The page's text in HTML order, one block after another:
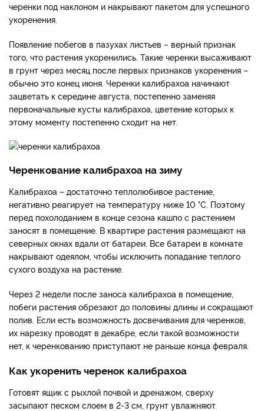
черенки под наклоном и накрывают пакетом для успешного
укоренения.
Появление побегов в пазухах листьев – верный признак
того, что растения укоренились. Такие черенки высаживают
в грунт через месяц после первых признаков укоренения –
обычно это конец июня. Черенки калибрахоа начинают
зацветать к середине августа, постепенно заменяя
первоначальные кусты калибрахоа, цветение которых к
этому моменту постепенно сходит на нет.
Черенкование калибрахоа на зиму
Калибрахоа – достаточно теплолюбивое растение,
негативно реагирует на температуру ниже 10 °C. Поэтому
перед похолоданием в конце сезона кашпо с растением
заносят в помещение. В квартире растения размещают на
северных окнах вдали от батареи. Все батареи в комнате
накрывают одеялом, чтобы исключить попадание теплого
сухого воздуха на растение.
Через 2 недели после заноса калибрахоа в помещение,
побеги растения обрезают до половины длины и сокращают
полив. Если есть возможность досвечивания для черенков,
их нарезку проводят в декабре, если такой возможности
нет, к черенкованию приступают не раньше конца февраля.
Как укоренить черенок калибрахоа
Готовят ящик с рыхлой почвой и дренажом, сверху
засыпают песком слоем в 2-3 см, грунт увлажняют.